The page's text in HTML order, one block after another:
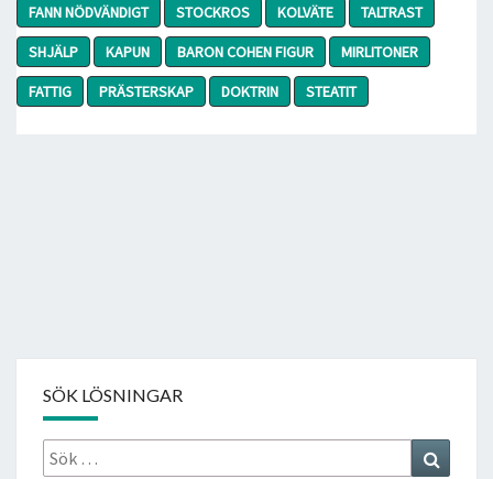
FANN NÖDVÄNDIGT
STOCKROS KOLVÄTE
TALTRAST
SHJÄLP
KAPUN BARON COHEN FIGUR
MIRLITONER
FATTIG
PRÄSTERSKAP DOKTRIN STEATIT
SÖK LÖSNINGAR
Sök
efter: